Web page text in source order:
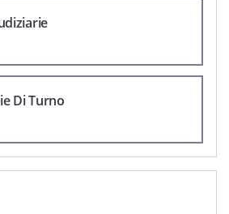
Di Turno